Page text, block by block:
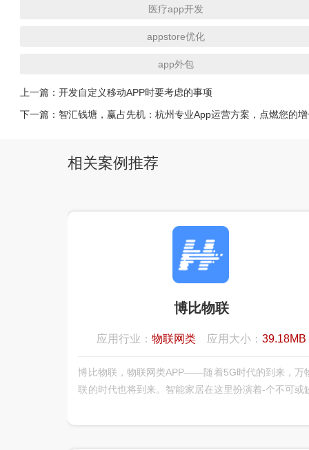
医疗app开发
appstore优化
app外包
上一篇：开发自定义移动APP时要考虑的事项
下一篇： 智汇钱塘，赢占先机：杭州专业App运营方案，点燃您的
相关案例推荐
博比物联
应用行业： 物联网类应用大小： 39.18MB
博比物联，物联网类APP——随着5G时代的到来，万
联的时代也将到来。智能家居在这里扮演着-个不可或
居体验，可连接家中绝大部分智能设备而，实现了各